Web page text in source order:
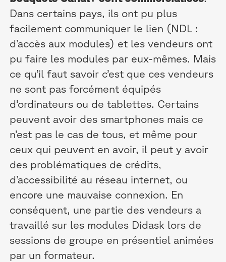
Dans certains pays, ils ont pu plus
facilement communiquer le lien (NDL :
d’accès aux modules) et les vendeurs ont
pu faire les modules par eux-mêmes. Mais
ce qu’il faut savoir c’est que ces vendeurs
ne sont pas forcément équipés
d’ordinateurs ou de tablettes. Certains
peuvent avoir des smartphones mais ce
n’est pas le cas de tous, et même pour
ceux qui peuvent en avoir, il peut y avoir
des problématiques de crédits,
d’accessibilité au réseau internet, ou
encore une mauvaise connexion. En
conséquent, une partie des vendeurs a
travaillé sur les modules Didask lors de
sessions de groupe en présentiel animées
par un formateur.